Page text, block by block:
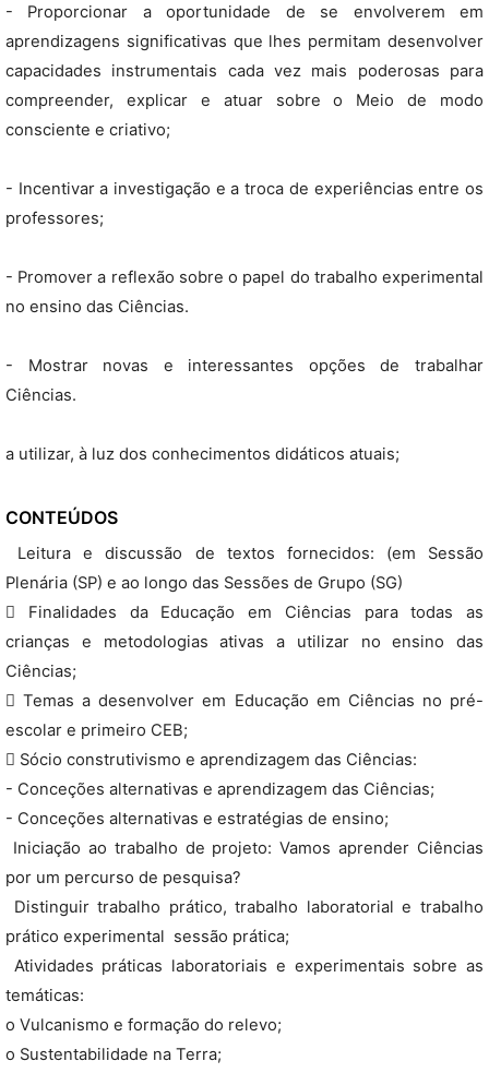
- Proporcionar a oportunidade de se envolverem em
aprendizagens significativas que lhes permitam desenvolver
capacidades instrumentais cada vez mais poderosas para
compreender, explicar e atuar sobre o Meio de modo
consciente e criativo;
- Incentivar a investigação e a troca de experiências entre os
professores;
- Promover a reflexão sobre o papel do trabalho experimental
no ensino das Ciências.
- Mostrar novas e interessantes opções de trabalhar
Ciências.
a utilizar, à luz dos conhecimentos didáticos atuais;
CONTEÚDOS
 Leitura e discussão de textos fornecidos: (em Sessão
Plenária (SP) e ao longo das Sessões de Grupo (SG)
 Finalidades da Educação em Ciências para todas as
crianças e metodologias ativas a utilizar no ensino das
Ciências;
 Temas a desenvolver em Educação em Ciências no pré-
escolar e primeiro CEB;
 Sócio construtivismo e aprendizagem das Ciências:
- Conceções alternativas e aprendizagem das Ciências;
- Conceções alternativas e estratégias de ensino;
 Iniciação ao trabalho de projeto: Vamos aprender Ciências
por um percurso de pesquisa?
 Distinguir trabalho prático, trabalho laboratorial e trabalho
prático experimental  sessão prática;
 Atividades práticas laboratoriais e experimentais sobre as
temáticas:
o Vulcanismo e formação do relevo;
o Sustentabilidade na Terra;